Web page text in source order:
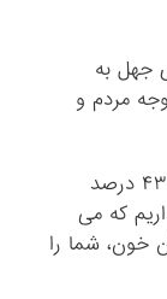
جهل به
مردم و
هم اکنون نرخ سکته ی قلبی در کشور را ۴۳ درصد
که می
خون، شما را